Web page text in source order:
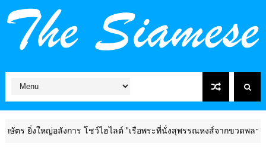
อลังการ โชว์ไฮไลต์ "เรือพระที่นั่งสุพรรณหงส์จากขวดพลาสติก" ผสาน